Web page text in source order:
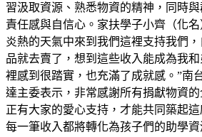
習汲取資源、熟悉物資的精神，同時
責任感與自信心。家扶學子小齊（化
炎熱的天氣中來到我們這裡支持我們
品就去賣了，想到這些收入能成為我
裡感到很踏實，也充滿了成就感。”南
達主委表示，非常感謝所有捐獻物資的
正有大家的愛心支持，才能共同築起
每一筆收入都將轉化為孩子們的助學